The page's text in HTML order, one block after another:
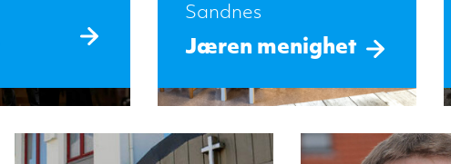
Sandnes
Jæren menighet